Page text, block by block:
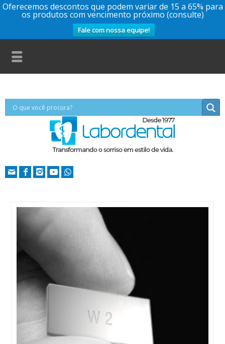
Oferecemos descontos que podem variar de 15 a 65% para
os produtos com vencimento próximo (consulte)
Fale com nossa equipe!